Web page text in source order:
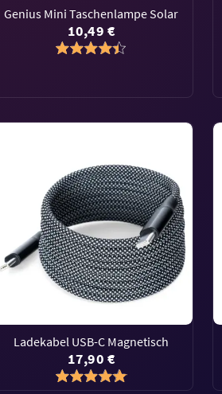
Genius Mini Taschenlampe Solar
10,49 €
Ladekabel USB-C Magnetisch
17,90 €